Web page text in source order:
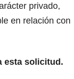
privado,
en relación con
esta solicitud.